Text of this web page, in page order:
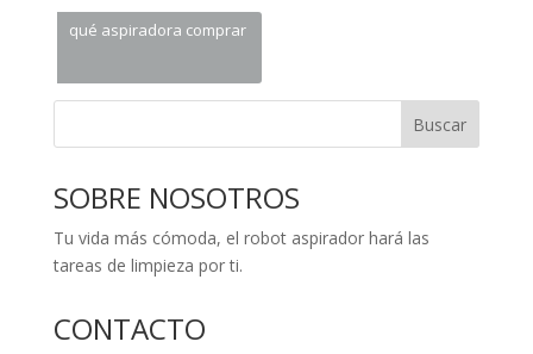
qué aspiradora comprar
Buscar
SOBRE NOSOTROS
Tu vida más cómoda, el robot aspirador hará las
tareas de limpieza por ti.
CONTACTO